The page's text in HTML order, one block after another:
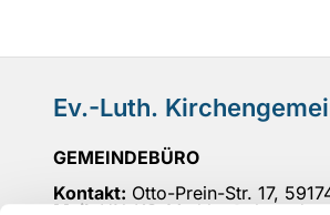
Ev.-Luth.
GEMEINDEBÜRO
Kontakt: Otto-Prein-Str. 17,
Mail: UN-KG-Methler@ekvw.de